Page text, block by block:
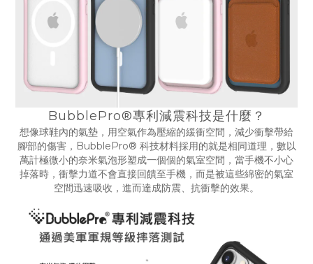
BubblePro®專利減震科技是什麼？
想像球鞋內的氣墊，用空氣作為壓縮的緩衝空間，減少衝擊帶給
腳部的傷害，BubblePro® 科技材料採用的就是相同道理，數以
萬計極微小的奈米氣泡形塑成一個個的氣室空間，當手機不小心
掉落時，衝擊力道不會直接回饋至手機，而是被這些綿密的氣室
空間迅速吸收，進而達成防震、抗衝擊的效果。